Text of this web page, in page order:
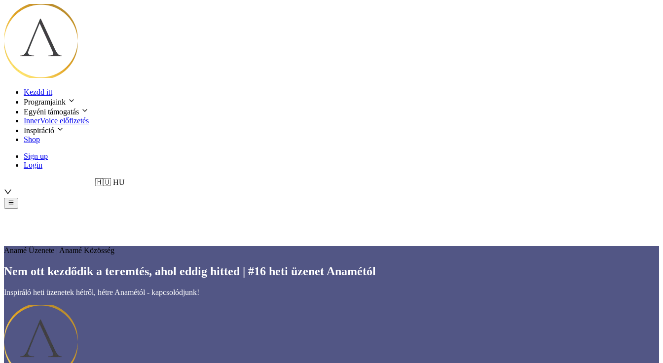
Kezdd itt
Programjaink
Egyéni támogatás
InnerVoice előfizetés
Inspiráció
Shop
Sign up
Login
🇭🇺 HU
Anamé Üzenete | Anamé Közösség
Nem ott kezdődik a teremtés, ahol eddig hitted | #16 heti üzenet Anamétól
Inspiráló heti üzenetek hétről, hétre Anamétól - kapcsolódjunk!